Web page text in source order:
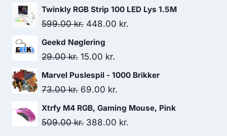
price
was:
price
Twinkly RGB Strip 100 LED Lys 1.5M
599.00kr. Original
price
was:
448.00 kr.
Geekd Nøglering
29.00kr. Original
price
was:
15.00 kr.
price
is:
Marvel Puslespil - 1000 Brikker
73.00kr. Original
price
was:
69.00 kr.
price
is:
Xtrfy M4 RGB, Gaming Mouse, Pink
509.00kr. Original
388.00 kr.